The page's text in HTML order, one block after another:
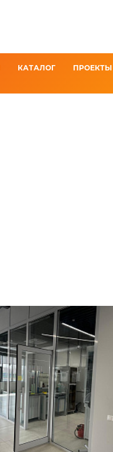
КАТАЛОГ ПРОЕКТЫ